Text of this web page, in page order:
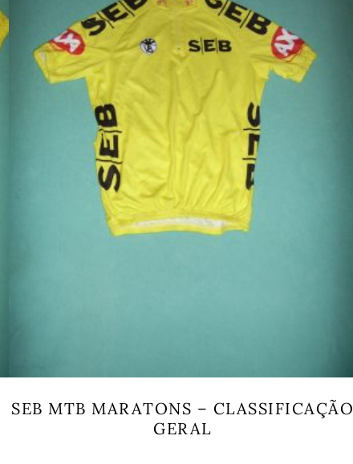
SEB MTB MARATONS – CLASSIFICAÇÃO
GERAL